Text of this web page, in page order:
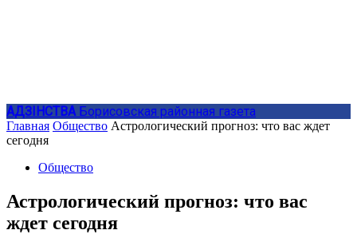
АДЗIНСТВА Борисовская районная газета
Главная Общество Астрологический прогноз: что вас ждет
сегодня
Общество
Астрологический прогноз: что вас
ждет сегодня